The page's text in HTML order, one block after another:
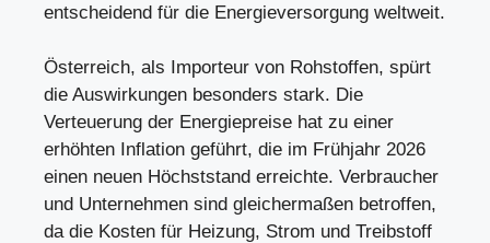
entscheidend für die Energieversorgung weltweit.
Österreich, als Importeur von Rohstoffen, spürt
die Auswirkungen besonders stark. Die
Verteuerung der Energiepreise hat zu einer
erhöhten Inflation geführt, die im Frühjahr 2026
einen neuen Höchststand erreichte. Verbraucher
und Unternehmen sind gleichermaßen betroffen,
da die Kosten für Heizung, Strom und Treibstoff